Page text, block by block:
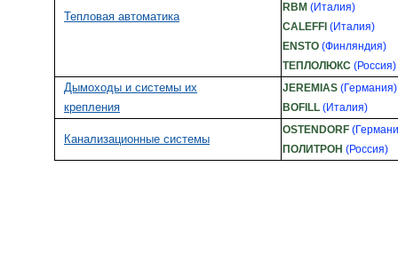
Тепловая автоматика
RBM (Италия)
CALEFFI (Италия)
ENSTO (Финляндия)
ТЕПЛОЛЮКС (Россия)
Дымоходы и системы их
крепления
JEREMIAS (Германия)
BOFILL (Италия)
Канализационные системы
OSTENDORF
ПОЛИТРОН (Россия)